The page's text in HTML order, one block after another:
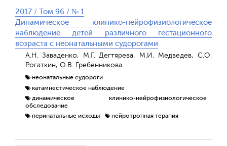
2017 / Том 96 / № 1
Динамическое клинико-нейрофизиологическое
наблюдение детей различного гестационного
возраста с неонатальными судорогами
А.Н. Заваденко, М.Г. Дегтярева, М.И. Медведев, С.О.
Рогаткин, О.В. Гребенникова
неонатальные судороги
катамнестическое наблюдение
динамическое клинико-нейрофизиологическое
обследование
перинатальные исходы
нейротропная терапия